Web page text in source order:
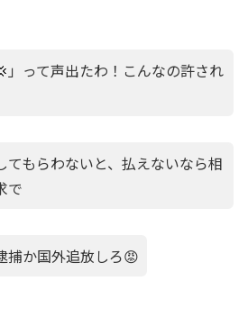
」って声出たわ！こんなの許され
てもらわないと、払えないなら相
で
捕か国外追放しろ😡